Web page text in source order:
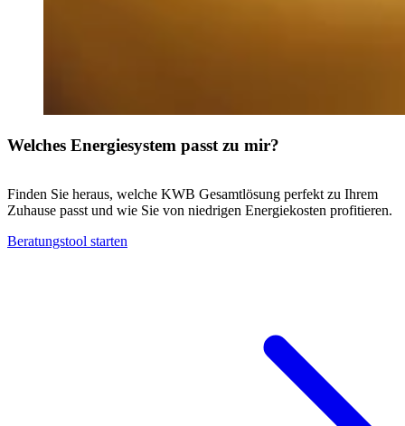
Welches Energiesystem passt zu mir?
Finden Sie heraus, welche KWB Gesamtlösung perfekt zu Ihrem
Zuhause passt und wie Sie von niedrigen Energiekosten profitieren.
Beratungstool starten